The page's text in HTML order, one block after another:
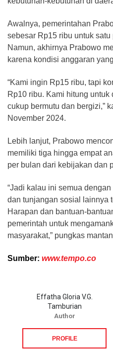
Awalnya, pemerintahan
sebesar Rp15 ribu untuk
Namun, akhirnya Prabowo
karena kondisi anggaran
“Kami ingin Rp15 ribu, tapi
Rp10 ribu. Kami hitung untuk
cukup bermutu dan bergizi,”
November 2024.
Lebih lanjut, Prabowo
memiliki tiga hingga empat
per bulan dari kebijakan dan
“Jadi kalau ini semua
dan tunjangan sosial lainnya
Harapan dan bantuan-
pemerintah untuk
masyarakat,” pungkas
Sumber: www.tempo.co
Effatha Gloria V.G.
Tamburian
Author
PROFILE